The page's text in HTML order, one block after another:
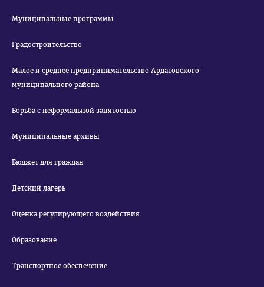
Муниципальные программы
Градостроительство
Малое и среднее предпринимательство Ардатовского
муниципального района
Борьба с неформальной занятостью
Муниципальные архивы
Бюджет для граждан
Детский лагерь
Оценка регулирующего воздействия
Образование
Транспортное обеспечение